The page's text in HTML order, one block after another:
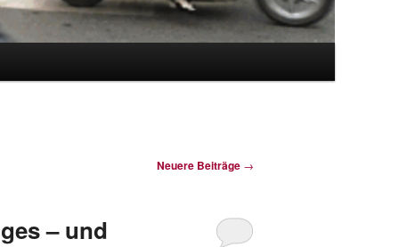
Neuere Beiträge →
– und